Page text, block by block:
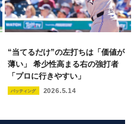
“当てるだけ”の左打ちは「価値が
薄い」 希少性高まる右の強打者
「プロに行きやすい」
バッティング 2026.5.14